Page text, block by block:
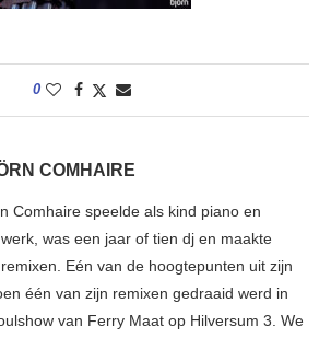
0
COMHAIRE
Comhaire speelde als kind piano en
was een jaar of tien dj en maakte
Eén van de hoogtepunten uit zijn
één van zijn remixen gedraaid werd in
van Ferry Maat op Hilversum 3. We